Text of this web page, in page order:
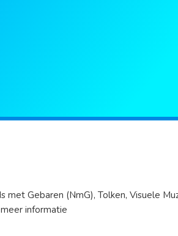
Gebaren (NmG), Tolken, Visuele
informatie